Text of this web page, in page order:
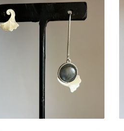
BRINCOS
ASSIMÉTRICOS
LABRADORITE
REDONDA C/GINKGO